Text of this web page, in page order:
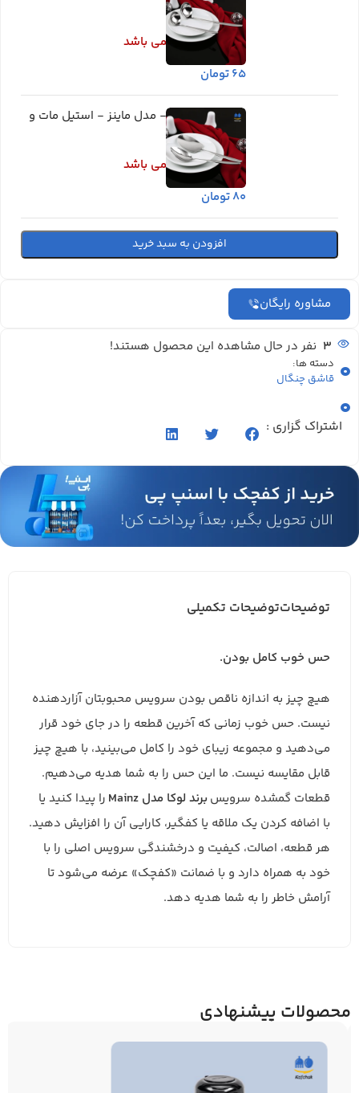
مات و براق
اطلاعات بیشتر
۶۵تومان
در انبار موجود نمی باشد
کفگیر برند لوکا - مدل ماینز - استیل مات و
براق
اطلاعات بیشتر
۸۰تومان
در انبار موجود نمی باشد
افزودن به سبد خرید
مشاوره رایگان
3 نفر در حال مشاهده این محصول هستند!
دسته ها:
قاشق چنگال
اشتراک گزاری :
توضیحاتتوضیحات تکمیلی
حس خوب کامل بودن.
هیچ چیز به اندازه ناقص بودن سرویس محبوبتان آزاردهنده
نیست. حس خوب زمانی که آخرین قطعه را در جای خود قرار
می‌دهید و مجموعه زیبای خود را کامل می‌بینید، با هیچ چیز
قابل مقایسه نیست. ما این حس را به شما هدیه می‌دهیم.
قطعات گمشده سرویسبرند لوکا مدل Mainz
را پیدا کنید یا
با اضافه کردن یک ملاقه یا کفگیر، کارایی آن را افزایش دهید.
هر قطعه، اصالت، کیفیت و درخشندگی سرویس اصلی را با
خود به همراه دارد و با ضمانت «کفچک» عرضه می‌شود تا
آرامش خاطر را به شما هدیه دهد.
محصولات پیشنهادی